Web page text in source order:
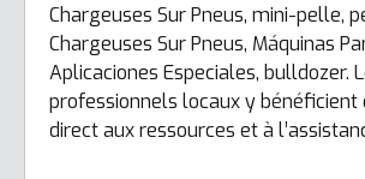
Chargeuses Sur Pneus, mini-pelle,
Chargeuses Sur Pneus, Máquinas
Aplicaciones Especiales, bulldozer.
professionnels locaux y bénéficient
direct aux ressources et à